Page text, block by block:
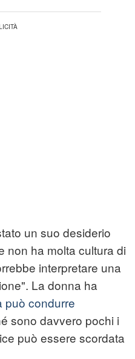
un suo desiderio
non ha molta cultura di
interpretare una
La donna ha
può condurre
sono davvero pochi i
può essere scordata